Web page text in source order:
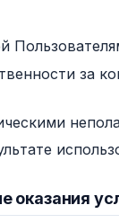
за
оказания